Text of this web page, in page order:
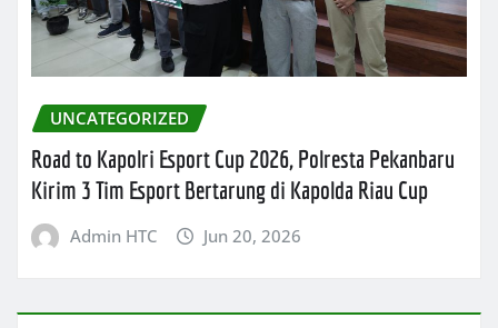
UNCATEGORIZED
Road to Kapolri Esport Cup 2026, Polresta Pekanbaru
Kirim 3 Tim Esport Bertarung di Kapolda Riau Cup
Admin HTC Jun 20, 2026